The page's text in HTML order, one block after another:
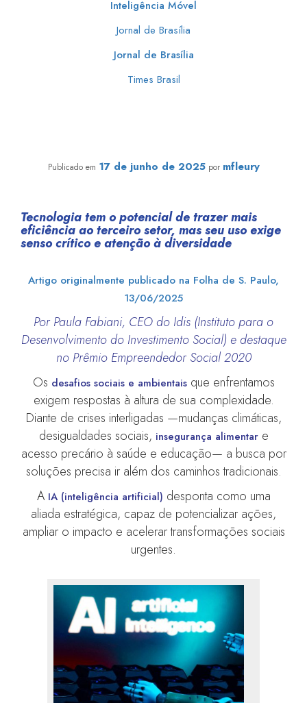
Inteligência Móvel
Jornal de Brasília
Jornal de Brasília
Times Brasil
Publicado em 17 de junho de 2025 por mfleury
Tecnologia tem o potencial de trazer mais
eficiência ao terceiro setor, mas seu uso exige
senso crítico e atenção à diversidade
Artigo originalmente publicado na Folha de S. Paulo,
13/06/2025
PorPaula Fabiani, CEO do Idis (Instituto para o
Desenvolvimento do Investimento Social) e destaque
no Prêmio Empreendedor Social 2020
Os desafiossociais e ambientaisque enfrentamos
exigem respostas à altura de sua complexidade.
Diante de crises interligadas —mudanças climáticas,
desigualdades sociais, insegurança alimentare
acesso precário à saúde e educação— a busca por
soluções precisa ir além dos caminhos tradicionais.
A IA (inteligência artificial) desponta como uma
aliada estratégica, capaz de potencializar ações,
ampliar o impacto e acelerar transformações sociais
urgentes.